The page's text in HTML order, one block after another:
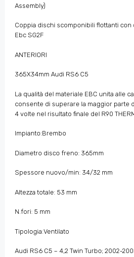
Assembly)
Coppia dischi scomponibili flottanti con
Ebc SG2F
ANTERIORI
365X34mm Audi RS6 C5
La qualità del materiale EBC unita alle
consente di superare la maggior parte
4 volte nel risultato finale del R90
Impianto:Brembo
Diametro disco freno: 365mm
Spessore nuovo/min: 34/32 mm
Altezza totale: 53 mm
N.fori: 5 mm
Tipologia:Ventilato
Audi RS6 C5 – 4,2 Twin Turbo; 2002-